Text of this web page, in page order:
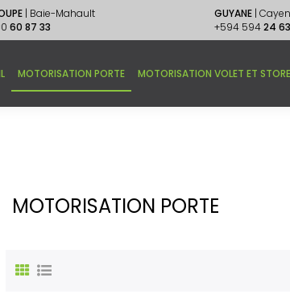
| Baie-Mahault
60 87 33
GUYANE |
+594 59424
MOTORISATION PORTE MOTORISATION VOLET ET STORE
MOTORISATION PORTE